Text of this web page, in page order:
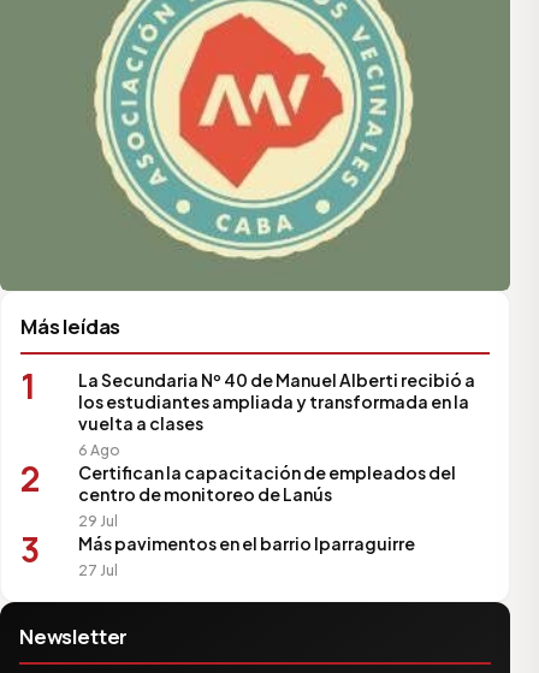
Más leídas
1
La Secundaria Nº 40 de Manuel Alberti recibió a
los estudiantes ampliada y transformada en la
vuelta a clases
6 Ago
2
Certifican la capacitación de empleados del
centro de monitoreo de Lanús
29 Jul
3 Más pavimentos en el barrio Iparraguirre
27 Jul
Newsletter